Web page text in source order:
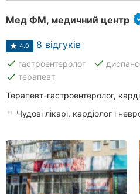
Мед ФМ, медичний центр
4.0 8 відгуків
done гастроентеролог done
done терапевт
Терапевт-гастроентеролог,
Чудові лікарі, кардіолог і